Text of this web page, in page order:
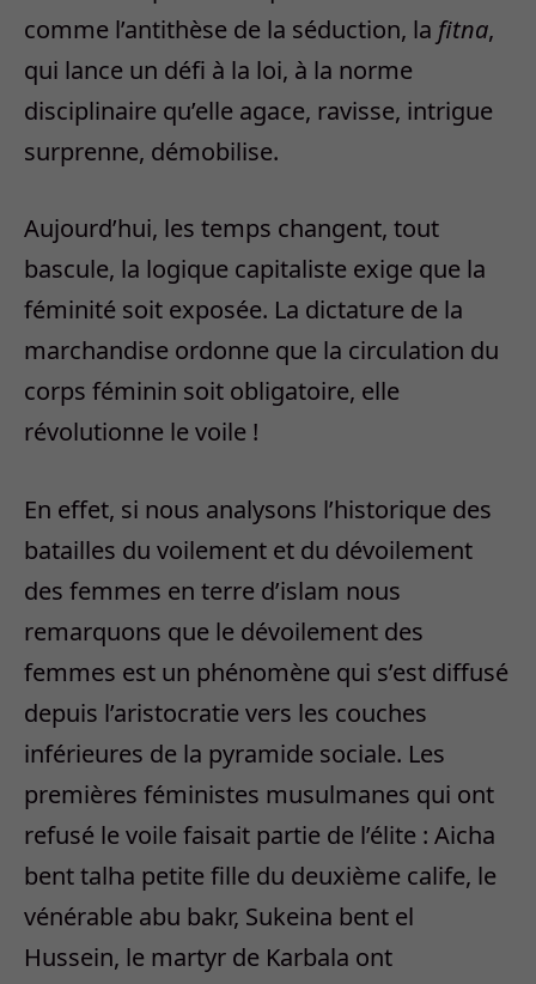
comme l’antithèse de la séduction, la fitna,
qui lance un défi à la loi, à la norme
disciplinaire qu’elle agace, ravisse, intrigue
surprenne, démobilise.
Aujourd’hui, les temps changent, tout
bascule, la logique capitaliste exige que la
féminité soit exposée. La dictature de la
marchandise ordonne que la circulation du
corps féminin soit obligatoire, elle
révolutionne le voile !
En effet, si nous analysons l’historique des
batailles du voilement et du dévoilement
des femmes en terre d’islam nous
remarquons que le dévoilement des
femmes est un phénomène qui s’est diffusé
depuis l’aristocratie vers les couches
inférieures de la pyramide sociale. Les
premières féministes musulmanes qui ont
refusé le voile faisait partie de l’élite : Aicha
bent talha petite fille du deuxième calife, le
vénérable abu bakr, Sukeina bent el
Hussein, le martyr de Karbala ont